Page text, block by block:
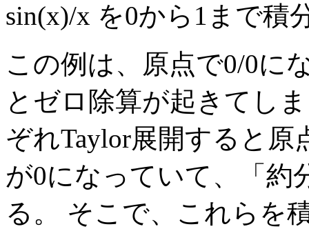
sin(x)/x を0から1まで積
この例は、原点で0/0に
とゼロ除算が起きてし
ぞれTaylor展開すると
が0になっていて、「約
る。 そこで、これらを